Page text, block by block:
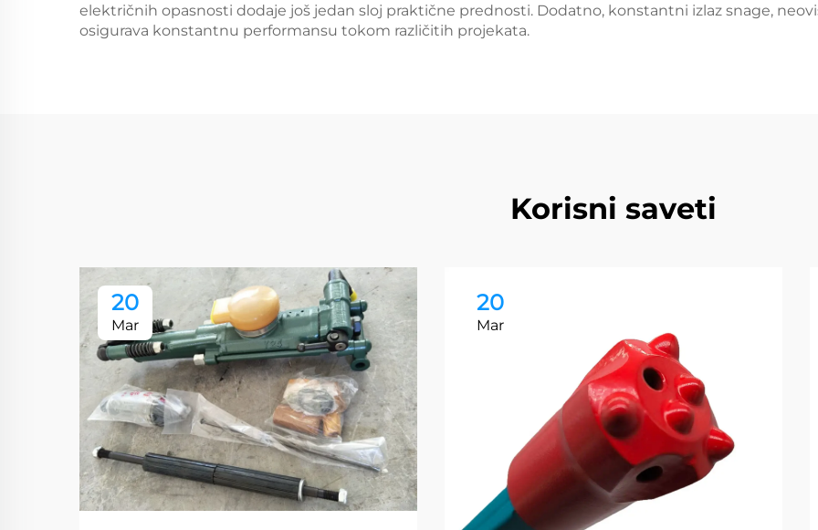
električnih opasnosti dodaje još jedan sloj praktične prednosti. Dodatno, konstantni izlaz snage,
osigurava konstantnu performansu tokom različitih projekata.
Korisni saveti
20
Mar
20
Mar